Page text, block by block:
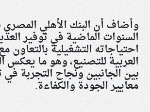
وأضاف أن البنك الأهلي
السنوات الماضية في توفير
احتياجاته التشغيلية بالتعاون
العربية للتصنيع، وهو ما يعكس
بين الجانبين ونجاح التجربة
معايير الجودة والكفاءة.